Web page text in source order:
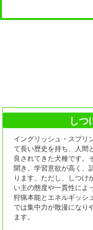
しつ
イングリッシュ・スプリ
て長い歴史を持ち、人間
良されてきた犬種です。
聞き、学習意欲が高く、
ります。ただし、しつけ
い主の態度や一貫性によ
狩猟本能とエネルギッシ
では集中力が散漫になり
ます。